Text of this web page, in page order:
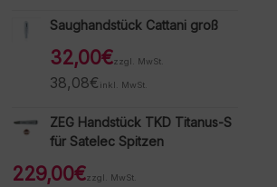
Saughandstück Cattani groß
32,00€zzgl. MwSt.
38,08€ inkl. MwSt.
ZEG Handstück TKD Titanus-S
für Satelec Spitzen
229,00€zzgl. MwSt.